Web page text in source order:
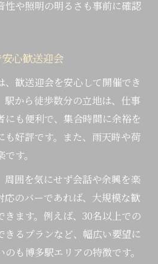
性や照明の明るさも事前に確認
心歓送迎会
、歓送迎会を安心して開催でき
駅から徒歩数分の立地は、仕事
にも便利で、集合時間に余裕を
も好評です。また、雨天時や荷
す。
周囲を気にせず会話や余興を楽
応のバーであれば、大規模な歓
きます。例えば、30名以上での
きるプランなど、幅広い要望に
も博多駅エリアの特徴です。